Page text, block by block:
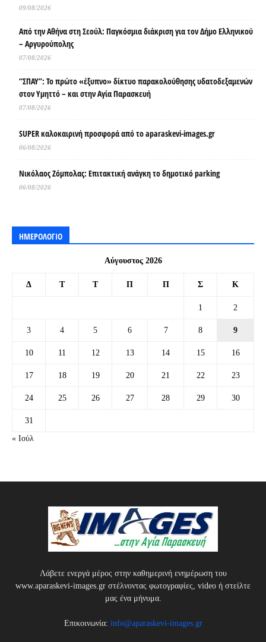
09/08/2026
Από την Αθήνα στη Σεούλ: Παγκόσμια διάκριση για τον Δήμο Ελληνικού
– Αργυρούπολης
07/08/2026
“ΣΠΑΥ”: Το πρώτο «έξυπνο» δίκτυο παρακολούθησης υδατοδεξαμενών
στον Υμηττό – και στην Αγία Παρασκευή
07/08/2026
SUPER καλοκαιρινή προσφορά από το aparaskevi-images.gr
06/08/2026
Νικόλαος Ζόμπολας: Επιτακτική ανάγκη το δημοτικό parking
06/08/2026
ΗΜΕΡΟΛΟΓΙΟ
Αύγουστος 2026
Δ Τ Τ Π Π Σ Κ
1 2
3 4 5 6 7 8 9
10 11 12 13 14 15 16
17 18 19 20 21 22 23
24 25 26 27 28 29 30
31
« Ιούλ
Λάβετε ενεργά μέρος στην καθημερινή ενημέρωση του
www.aparaskevi-images.gr στέλνοντας φωτογραφίες, video ή στείλτε
μας ένα μήνυμα.
Επικοινωνία: info@aparaskevi-images.gr